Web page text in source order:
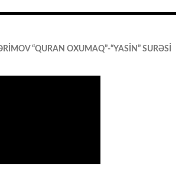
“QURAN OXUMAQ”-“YASİN” SURƏSİ